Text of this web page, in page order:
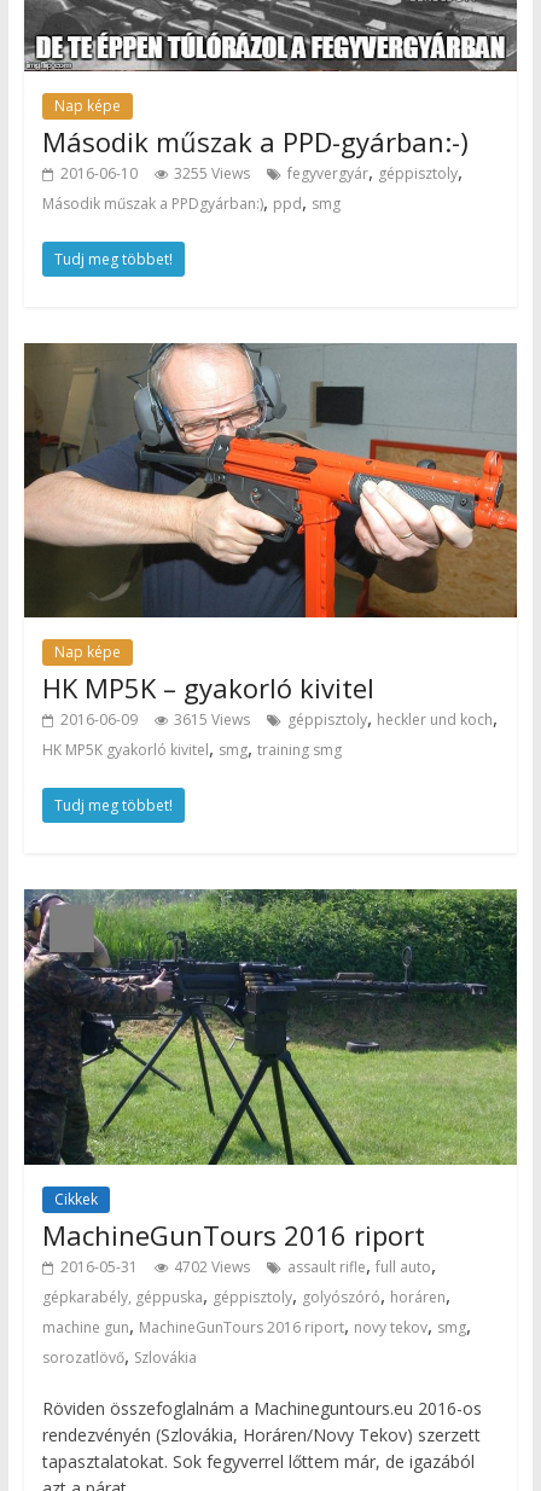
Nap képe
Második műszak a PPD-gyárban:-)
2016-06-10 3255 Views fegyvergyár, géppisztoly,
Második műszak a PPDgyárban:), ppd, smg
Tudj meg többet!
Nap képe
HK MP5K – gyakorló kivitel
2016-06-09 3615 Views géppisztoly, heckler und koch,
HK MP5K gyakorló kivitel, smg, training smg
Tudj meg többet!
Cikkek
MachineGunTours 2016 riport
2016-05-31 4702 Views assault rifle, full auto,
gépkarabély, géppuska, géppisztoly, golyószóró, horáren,
machine gun, MachineGunTours 2016 riport, novy tekov, smg,
sorozatlövő, Szlovákia
Röviden összefoglalnám a Machineguntours.eu 2016-os
rendezvényén (Szlovákia, Horáren/Novy Tekov) szerzett
tapasztalatokat. Sok fegyverrel lőttem már, de igazából